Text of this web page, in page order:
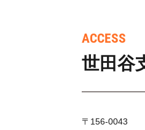
ACCESS
世田谷
〒156-0043